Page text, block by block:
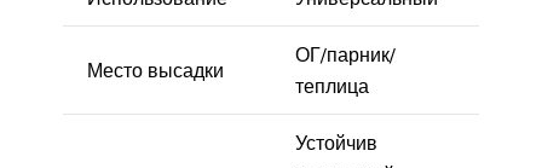
Место высадки
ОГ/парник/
теплица
Устойчив